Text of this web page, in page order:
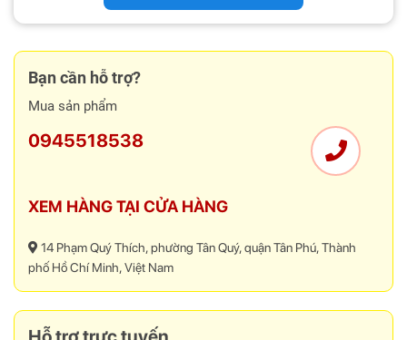
Eyesafe giúp làm giảm phát ánh sáng xanh có hại ảnh hưởng tới
mắt, mà vẫn giữ được màu sắc hiển thị tuyệt đẹp mang đến sự thoải
Bạn cần hỗ trợ?
Mua sản phẩm
0945518538
XEM HÀNG TẠI CỬA HÀNG
14 Phạm Quý Thích, phường Tân Quý, quận Tân Phú, Thành
phố Hồ Chí Minh, Việt Nam